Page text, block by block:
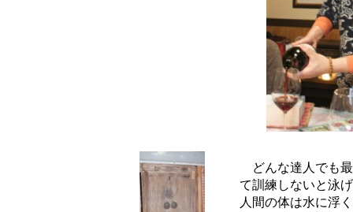
どんな達人でも
て訓練しないと泳
人間の体は水に浮